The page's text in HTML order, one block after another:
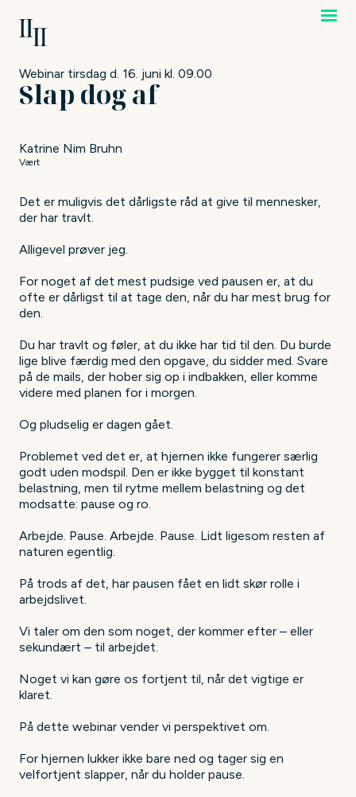
Katrine Nim Bruhn
Vært
Webinar tirsdag d. 16. juni kl. 09.00
Slap dog af
Det er muligvis det dårligste råd at give til mennesker,
der har travlt.
Alligevel prøver jeg.
For noget af det mest pudsige ved pausen er, at du
ofte er dårligst til at tage den, når du har mest brug for
den.
Du har travlt og føler, at du ikke har tid til den. Du burde
lige blive færdig med den opgave, du sidder med. Svare
på de mails, der hober sig op i indbakken, eller komme
videre med planen for i morgen.
Og pludselig er dagen gået.
Problemet ved det er, at hjernen ikke fungerer særlig
godt uden modspil. Den er ikke bygget til konstant
belastning, men til rytme mellem belastning og det
modsatte: pause og ro.
Arbejde. Pause. Arbejde. Pause. Lidt ligesom resten af
naturen egentlig.
På trods af det, har pausen fået en lidt skør rolle i
arbejdslivet.
Vi taler om den som noget, der kommer efter – eller
sekundært – til arbejdet.
Noget vi kan gøre os fortjent til, når det vigtige er
klaret.
På dette webinar vender vi perspektivet om.
For hjernen lukker ikke bare ned og tager sig en
velfortjent slapper, når du holder pause.